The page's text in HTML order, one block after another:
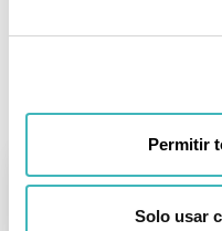
Permitir
Solo usar
Antes y Después: